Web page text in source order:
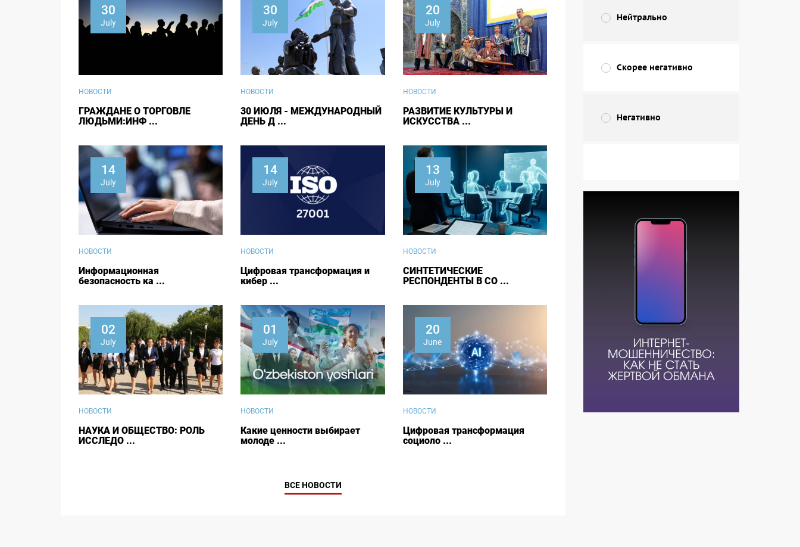
30
July
НОВОСТИ
ГРАЖДАНЕ О ТОРГОВЛЕ
ЛЮДЬМИ:ИНФ ...
30
July
НОВОСТИ
30 ИЮЛЯ - МЕЖДУНАРОДНЫЙ
ДЕНЬ Д ...
20
July
НОВОСТИ
РАЗВИТИЕ КУЛЬТУРЫ И
ИСКУССТВА ...
14
July
НОВОСТИ
Информационная
безопасность ка ...
14
July
НОВОСТИ
Цифровая трансформация и
кибер ...
13
July
НОВОСТИ
СИНТЕТИЧЕСКИЕ
РЕСПОНДЕНТЫ В СО ...
02
July
НОВОСТИ
НАУКА И ОБЩЕСТВО: РОЛЬ
ИССЛЕДО ...
01
July
НОВОСТИ
Какие ценности выбирает
молоде ...
20
June
НОВОСТИ
Цифровая трансформация
социоло ...
ВСЕ НОВОСТИ
Нейтрально
Скорее негативно
Негативно